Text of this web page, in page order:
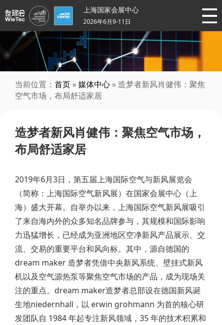
上海国家会展中心
2026年6月9-11日
当前位置： 首页 »媒体中心 » 造梦者新风肖健伟：聚焦
空气市场，布局舒适家居
造梦者新风肖健伟：聚焦空气市场，
布局舒适家居
2019年6月3日，第五届上海国际空气与新风展览会
（简称：上海国际空气新风展）在国家会展中心（上
海）盛大开幕。自举办以来，上海国际空气新风展吸引
了来自海内外的众多知名品牌参与，其规模和国际影响
力迅猛增长，已经成为亚洲地区空净新风产品展示、交
流、交易的重要平台和风向标。其中，源自德国的
dream maker 造梦者凭借中央新风系统、壁挂式新风
机以及空气源热泵等聚焦空气市场的产品，成为现场关
注的重点。dream maker造梦者总部设在德国新风诞
生地niedernhall，以 erwin grohmann 为首的核心研
发团队自 1984 年起专注新风领域，35 年的技术积累和